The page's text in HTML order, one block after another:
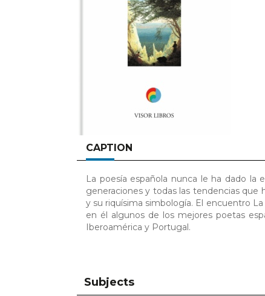
CAPTION
La poesía española nunca le ha dado la
generaciones y todas las tendencias que
y su riquísima simbología. El encuentro
en él algunos de los mejores poetas
Iberoamérica y Portugal.
Subjects